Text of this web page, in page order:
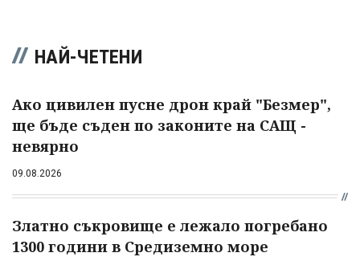
НАЙ-ЧЕТЕНИ
Ако цивилен пусне дрон край "Безмер",
ще бъде съден по законите на САЩ -
невярно
09.08.2026
Златно съкровище е лежало погребано
1300 години в Средиземно море